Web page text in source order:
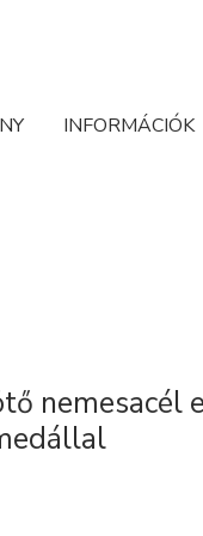
INFORMÁCIÓK
nemesacél